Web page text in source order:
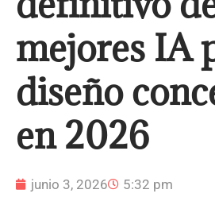
mejores IA
diseño
en 2026
junio 3, 2026 5:32 pm